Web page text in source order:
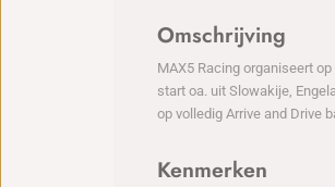
Omschrijving
MAX5 Racing organiseert
start oa. uit Slowakije,
op volledig Arrive and Drive
Kenmerken